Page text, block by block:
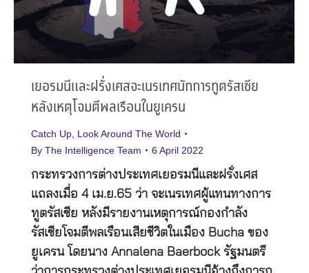
เยอรมนีและฝรั่งเศสจะเนรเทศนักการทูตรัสเซีย
หลังเหตุโจมตีพลเรือนในยูเครน
Catch Up, Look Around The World
By The Intelligence Team 6 April 2022
กระทรวงการต่างประเทศเยอรมนีและฝรั่งเศส
แถลงเมื่อ 4 เม.ย.65 ว่า จะเนรเทศผู้แทนทางการ
ทูตรัสเซีย หลังมีรายงานเหตุการณ์กองกำลัง
รัสเซียโจมตีพลเรือนเสียชีวิตในเมือง Bucha ของ
ยูเครน โดยนาง Annalena Baerbock รัฐมนตรี